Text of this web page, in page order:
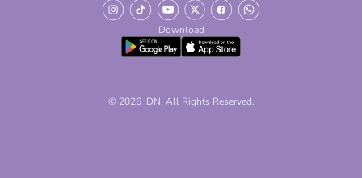
Download
© 2026 IDN. All Rights Reserved.